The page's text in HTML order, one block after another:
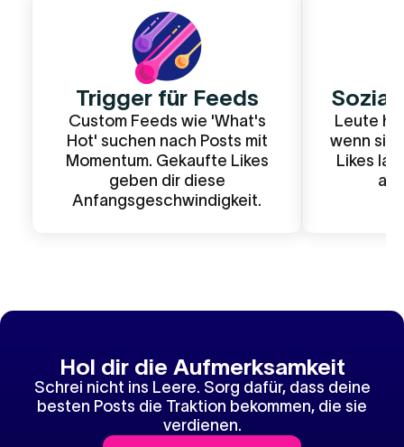
Trigger für Feeds
Custom Feeds wie 'What's
Hot' suchen nach Posts mit
Momentum. Gekaufte Likes
geben dir diese
Anfangsgeschwindigkeit.
Leute
wenn sie
Likes
Hol dir die Aufmerksamkeit
Schrei nicht ins Leere. Sorg dafür, dass deine
besten Posts die Traktion bekommen, die sie
verdienen.